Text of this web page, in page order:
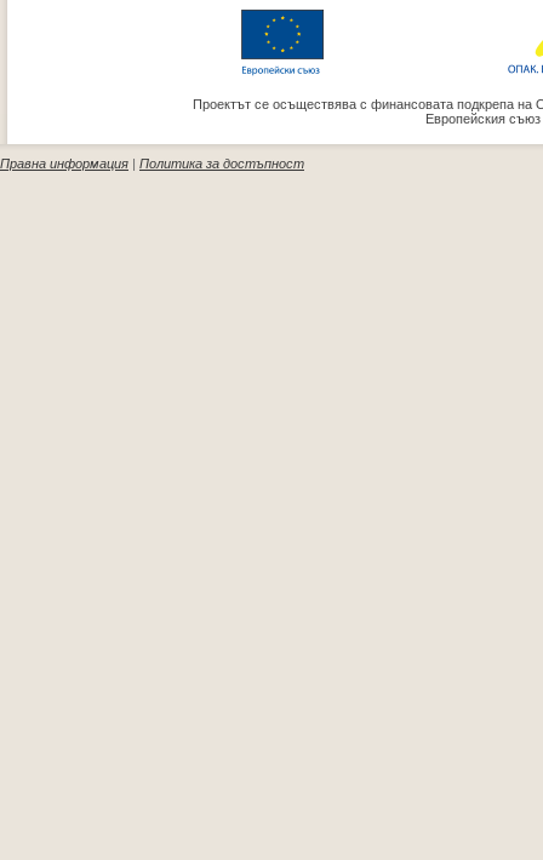
Проектът се осъществява с финансовата подкрепа на
Европейския
Правна информация | Политика за достъпност